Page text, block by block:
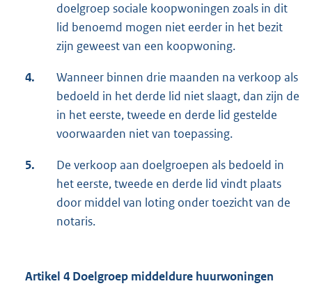
doelgroep sociale koopwoningen zoals in dit
lid benoemd mogen niet eerder in het bezit
zijn geweest van een koopwoning.
4.
Wanneer binnen drie maanden na verkoop als
bedoeld in het derde lid niet slaagt, dan zijn de
in het eerste, tweede en derde lid gestelde
voorwaarden niet van toepassing.
5.
De verkoop aan doelgroepen als bedoeld in
het eerste, tweede en derde lid vindt plaats
door middel van loting onder toezicht van de
notaris.
Artikel 4 Doelgroep middeldure huurwoningen